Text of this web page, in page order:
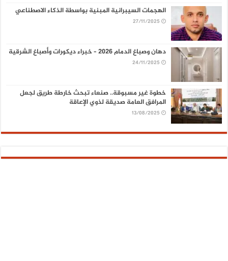
الهجمات السيبرانية المبنية بواسطة الذكاء الاصطناعي
27/11/2025
دهان وصباغ الدمام 2026 – خبراء ديكورات وأصباغ الشرقية
24/11/2025
خطوة غير مسبوقة.. صنعاء تبحث خارطة طريق لجعل
المرافق العامة صديقة لذوي الإعاقة
13/08/2025